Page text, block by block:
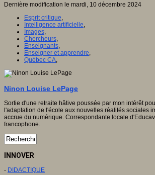
Dernière modification le mardi, 10 décembre 2024
Esprit critique,
Intelligence artificielle,
Images,
Chercheurs,
Enseignants,
Enseigner et apprendre,
Québec CA,
Ninon Louise LePage
Sortie d'une retraite hâtive poussée par mon intérêt
l'adaptation de l'école aux nouvelles réalités sociales
accrue du numérique. Correspondante locale
francophone.
INNOVER
- DIDACTIQUE